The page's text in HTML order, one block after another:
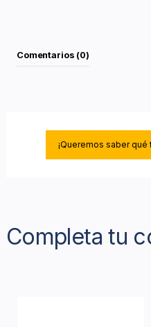
Comentarios (0)
¡Queremos saber qué
Completa tu